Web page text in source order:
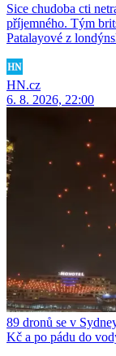
Sice chudoba cti
příjemného. Tým
Patalayové z
HN.cz
6. 8. 2026, 22:00
89 dronů se v
Kč a po pádu do